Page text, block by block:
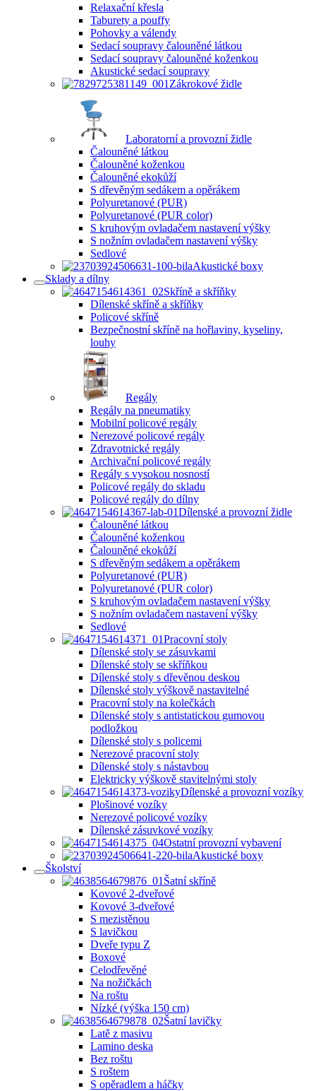
Relaxační křesla
Taburety a pouffy
Pohovky a válendy
Sedací soupravy čalouněné látkou
Sedací soupravy čalouněné koženkou
Akustické sedací soupravy
Zákrokové židle
Laboratorní a provozní židle
Čalouněné látkou
Čalouněné koženkou
Čalouněné ekokůží
S dřevěným sedákem a opěrákem
Polyuretanové (PUR)
Polyuretanové (PUR color)
S kruhovým ovladačem nastavení výšky
S nožním ovladačem nastavení výšky
Sedlové
Akustické boxy
Sklady a dílny
Skříně a skříňky
Dílenské skříně a skříňky
Policové skříně
Bezpečnostní skříně na hořlaviny, kyseliny,
louhy
Regály
Regály na pneumatiky
Mobilní policové regály
Nerezové policové regály
Zdravotnické regály
Archivační policové regály
Regály s vysokou nosností
Policové regály do skladu
Policové regály do dílny
Dílenské a provozní židle
Čalouněné látkou
Čalouněné koženkou
Čalouněné ekokůží
S dřevěným sedákem a opěrákem
Polyuretanové (PUR)
Polyuretanové (PUR color)
S kruhovým ovladačem nastavení výšky
S nožním ovladačem nastavení výšky
Sedlové
Pracovní stoly
Dílenské stoly se zásuvkami
Dílenské stoly se skříňkou
Dílenské stoly s dřevěnou deskou
Dílenské stoly výškově nastavitelné
Pracovní stoly na kolečkách
Dílenské stoly s antistatickou gumovou
podložkou
Dílenské stoly s policemi
Nerezové pracovní stoly
Dílenské stoly s nástavbou
Elektricky výškově stavitelnými stoly
Dílenské a provozní vozíky
Plošinové vozíky
Nerezové policové vozíky
Dílenské zásuvkové vozíky
Ostatní provozní vybavení
Akustické boxy
Školství
Šatní skříně
Kovové 2-dveřové
Kovové 3-dveřové
S mezistěnou
S lavičkou
Dveře typu Z
Boxové
Celodřevěné
Na nožičkách
Na roštu
Nízké (výška 150 cm)
Šatní lavičky
Latě z masivu
Lamino deska
Bez roštu
S roštem
S opěradlem a háčky